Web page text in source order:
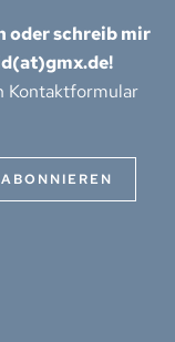
oder schreib mir
Kontaktformular